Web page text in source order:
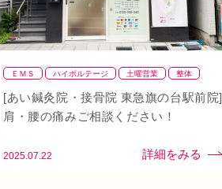
ＥＭＳ ハイボルテージ 土曜営業
整体
整骨
肩 背骨矯正 腰 血流改善
鍼灸
頭痛
首 駅近 骨盤矯正
[あい鍼灸院・接骨院 東急旗の台駅前院]
肩・腰の痛みご相談ください！
2025.07.22